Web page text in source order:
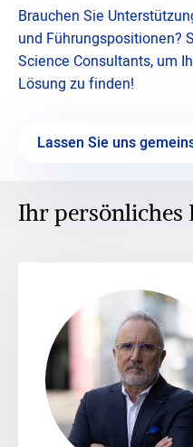
Brauchen Sie
und Führungspositionen?
Science Consultants, um
Lösung zu finden!
Lassen Sie uns
Ihr persönliches